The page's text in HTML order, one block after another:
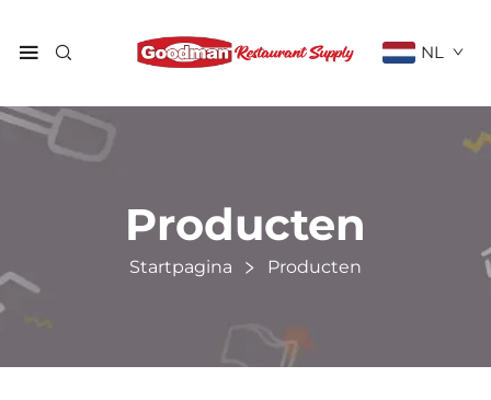
NL
Producten
Startpagina Producten